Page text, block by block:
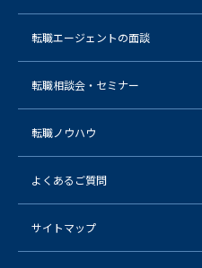
転職エージェントの面談
転職相談会・セミナー
転職ノウハウ
よくあるご質問
サイトマップ